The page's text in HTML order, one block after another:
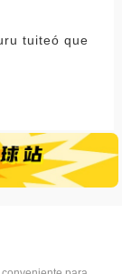
tuiteó que